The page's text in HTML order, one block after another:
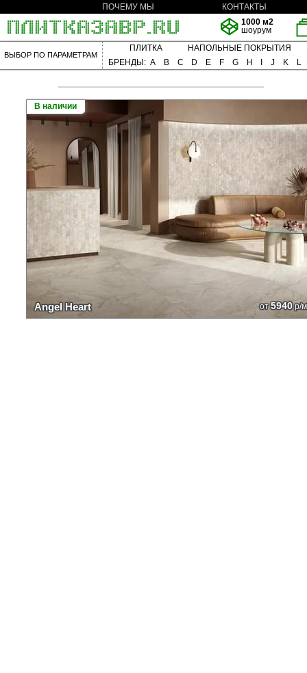
ПОЧЕМУ МЫ
КОНТАКТЫ
1000 м2
шоурум
ВЫБОР ПО ПАРАМЕТРАМ
ПЛИТКА
НАПОЛЬНЫЕ ПОКРЫТИЯ
БРЕНДЫ: A B C D E F G H J K L
В наличии
Angel Heart от5940р/